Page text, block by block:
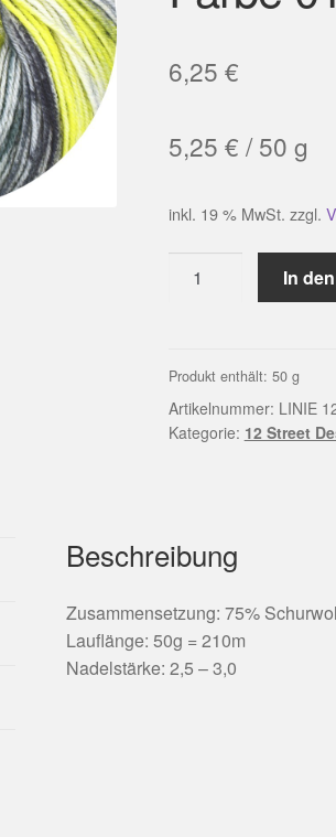
6,25 €
5,25 € /50 g
inkl. 19 % MwSt. zzgl.
COLOR
|
Farbe
In
Produkt enthält: 50 g
Artikelnummer: LINIE
Kategorie: 12 Street
Beschreibung
Zusammensetzung: 75%
Lauflänge: 50g = 210m
Nadelstärke: 2,5 – 3,0